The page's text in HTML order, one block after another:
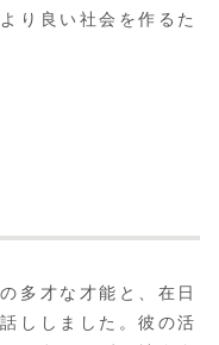
り良い社会を作るた
多才な才能と、在日
ししました。彼の活